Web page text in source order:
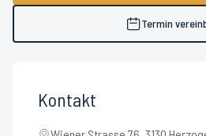
Termin
Kontakt